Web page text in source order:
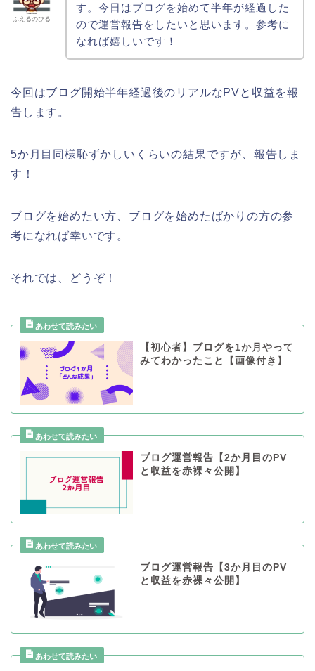
ふえるのびる
す。今日はブログを始めて半年が経過した
ので運営報告をしたいと思います。参考に
なれば嬉しいです！
今回はブログ開始半年経過後のリアルなPVと収益を報
告します。
5か月目同様恥ずかしいくらいの結果ですが、報告しま
す！
ブログを始めたい方、ブログを始めたばかりの方の参
考になれば幸いです。
それでは、どうぞ！
【初心者】ブログを1か月やって
みてわかったこと【画像付き】
ブログ運営報告【2か月目のPV
と収益を赤裸々公開】
ブログ運営報告【3か月目のPV
と収益を赤裸々公開】